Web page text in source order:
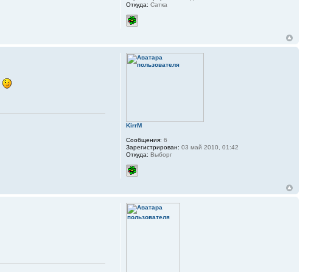
Откуда: Сатка
KirrM
Сообщения: 6
Зарегистрирован: 03 май 2010, 01:42
Откуда: Выборг